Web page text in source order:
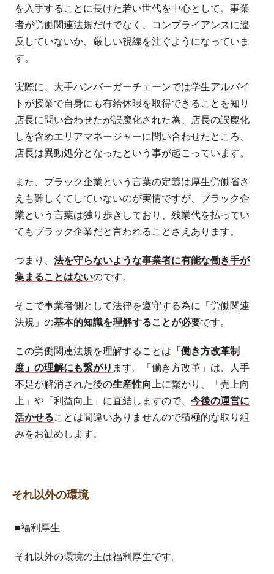
を入手することに長けた若い世代を中心として、事業
者が労働関連法規だけでなく、コンプライアンスに違
反していないか、厳しい視線を注ぐようになっていま
す。
実際に、大手ハンバーガーチェーンでは学生アルバイ
トが授業で自身にも有給休暇を取得できることを知り
店長に問い合わせたが誤魔化された為、店長の誤魔化
しを含めエリアマネージャーに問い合わせたところ、
店長は異動処分となったという事が起こっています。
また、ブラック企業という言葉の定義は厚生労働省さ
えも難しくてしていないのが実情ですが、ブラック企
業という言葉は独り歩きしており、残業代を払ってい
てもブラック企業だと言われることさえあります。
つまり、法を守らないような事業者に有能な働き手が
集まることはないのです。
そこで事業者側として法律を遵守する為に「労働関連
法規」の基本的知識を理解することが必要です。
この労働関連法規を理解することは 「働き方改革制
度」の理解にも繋がり ます。「働き方改革」は、人手
不足が解消された後の生産性向上に繋がり、「売上向
上」や「利益向上」に直結しますので、今後の運営に
活かせることは間違いありませんので積極的な取り組
みをお勧めします。
それ以外の環境
■福利厚生
それ以外の環境の主は福利厚生です。